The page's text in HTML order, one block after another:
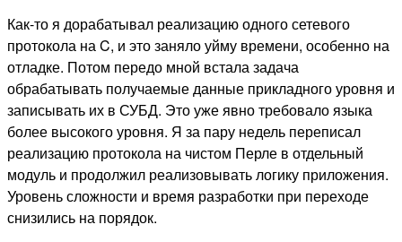
Как-то я дорабатывал реализацию одного сетевого
протокола на C, и это заняло уйму времени, особенно на
отладке. Потом передо мной встала задача
обрабатывать получаемые данные прикладного уровня и
записывать их в СУБД. Это уже явно требовало языка
более высокого уровня. Я за пару недель переписал
реализацию протокола на чистом Перле в отдельный
модуль и продолжил реализовывать логику приложения.
Уровень сложности и время разработки при переходе
снизились на порядок.